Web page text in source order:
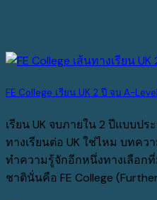
FE College เรียน UK 2 ปี จบ A-
เรียน UK จบภายใน 2 ปีแบบป
ทางเรียนต่อ UK ใช่ไหม บทคว
ทำความรู้จักอีกหนึ่งทางเลือก
ชาตินั่นคือ FE College (Further